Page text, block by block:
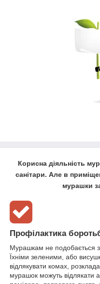
Корисна діяльність
санітари. Але в
мурашки
Профілактика
Мурашкам не подобається
Їхніми зеленими, або
відлякувати комах,
мурашок можуть відлякати